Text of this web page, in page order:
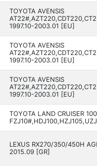
TOYOTA AVENSIS
1997.10-2003.01 [EU]
TOYOTA AVENSIS
1997.10-2003.01 [EU]
TOYOTA AVENSIS
1997.10-2003.01 [EU]
TOYOTA LAND CRUISER 100
LEXUS RX270/350/450H
2015.09 [GR]